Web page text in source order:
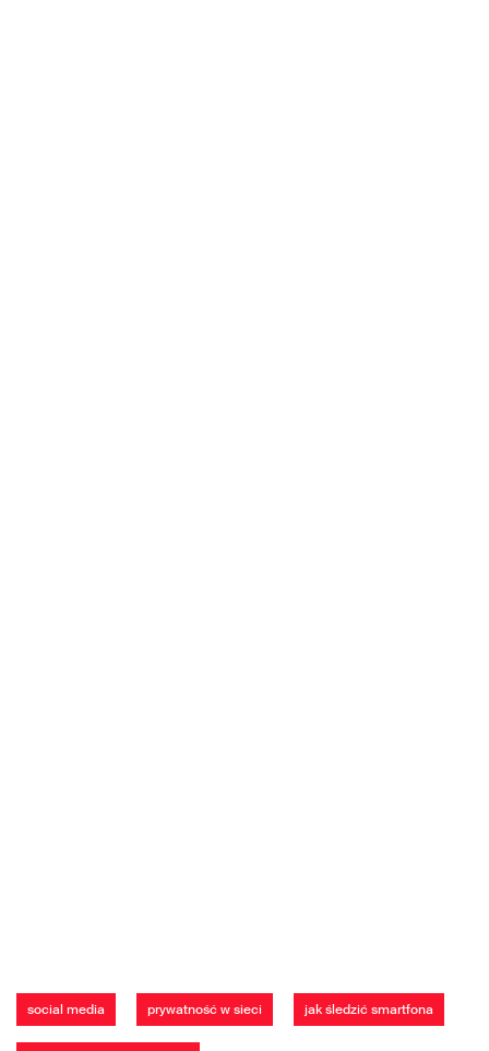
social media prywatność w sieci jak śledzić smartfona